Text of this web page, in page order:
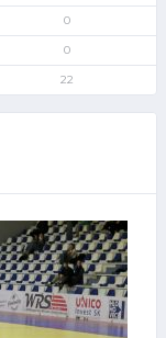
0
0
22